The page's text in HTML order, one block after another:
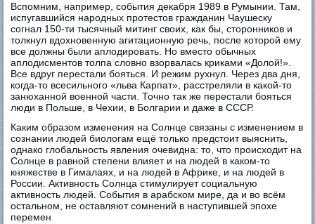
Вспомним, например, события декабря 1989 в Румынии. Там,
испугавшийся народных протестов гражданин Чаушеску
согнал 150-ти тысячный митинг своих, как бы, сторонников и
толкнул вдохновенную агитационную речь, после которой ему
все должны были аплодировать. Но вместо обычных
аплодисментов толпа словно взорвалась криками «Долой!».
Все вдруг перестали бояться. И режим рухнул. Через два дня,
когда-то всесильного «льва Карпат», расстреляли в какой-то
занюханной военной части. Точно так же перестали бояться
люди в Польше, в Чехии, в Болгарии и даже в СССР.
Каким образом изменения на Солнце связаны с изменением в
сознании людей биологам ещё только предстоит выяснить,
однако глобальность явления очевидна: то, что происходит на
Солнце в равной степени влияет и на людей в каком-то
княжестве в Гималаях, и на людей в Африке, и на людей в
России. Активность Солнца стимулирует социальную
активность людей. События в арабском мире, да и во всём
остальном, не оставляют сомнений в наступившей эпохе
перемен